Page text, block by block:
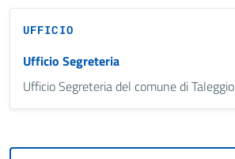
UFFICIO
Ufficio Segreteria
Ufficio Segreteria del comune di Taleggio